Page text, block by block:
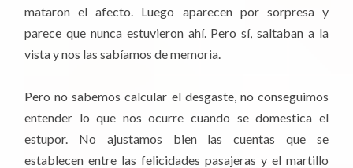
mataron el afecto. Luego aparecen por sorpresa y
parece que nunca estuvieron ahí. Pero sí, saltaban a la
vista y nos las sabíamos de memoria.
Pero no sabemos calcular el desgaste, no conseguimos
entender lo que nos ocurre cuando se domestica el
estupor. No ajustamos bien las cuentas que se
establecen entre las felicidades pasajeras y el martillo